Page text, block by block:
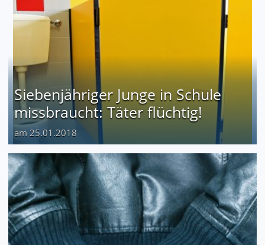
Siebenjähriger Junge in Schule
missbraucht: Täter flüchtig!
am 25.01.2018